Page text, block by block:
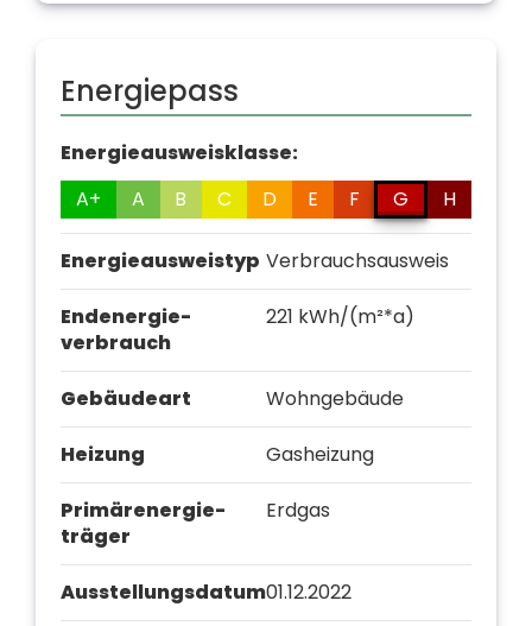
Energiepass
Energie­ausweis­klasse:
A+
A B C D E F G H
Energie­ausweis­typ Verbrauchsausweis
Endenergie­
verbrauch
221 kWh/(m²*a)
Gebäudeart Wohngebäude
Heizung Gasheizung
Primär­energie­
träger
Erdgas
Ausstellungs­datum01.12.2022